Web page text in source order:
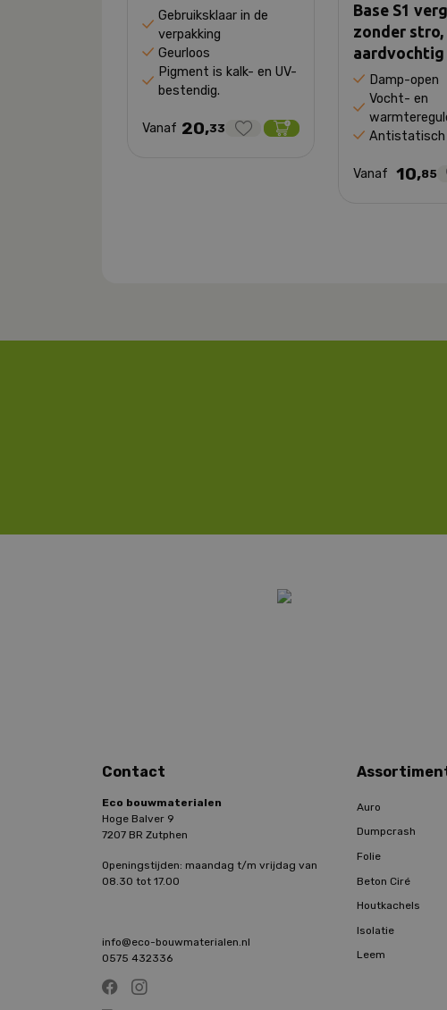
Gebruiksklaar in de
verpakking
Geurloos
Pigment is kalk- en UV-
bestendig.
Vanaf 20,33
Base S1
zonder stro,
aardvochtig
Damp-open
Vocht- en
Antistatisch
Vanaf 10,85
Contact
Eco bouwmaterialen
Hoge Balver 9
7207 BR Zutphen
Openingstijden: maandag t/m vrijdag van
08.30 tot 17.00
info@eco-bouwmaterialen.nl
0575 432336
Auro
Dumpcrash
Folie
Beton Ciré
Houtkachels
Isolatie
Leem